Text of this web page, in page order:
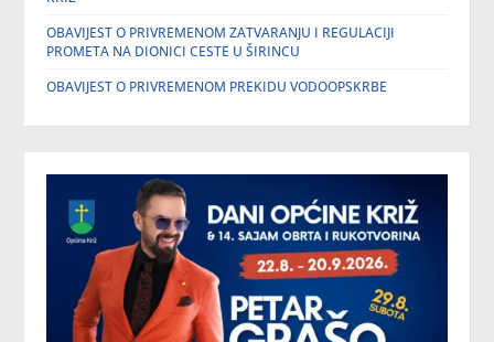
OBAVIJEST O PRIVREMENOM ZATVARANJU I REGULACIJI
PROMETA NA DIONICI CESTE U ŠIRINCU
OBAVIJEST O PRIVREMENOM PREKIDU VODOOPSKRBE